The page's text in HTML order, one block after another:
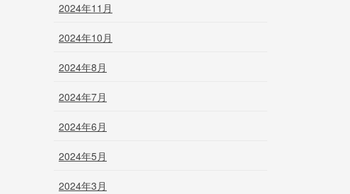
2024年11月
2024年10月
2024年8月
2024年7月
2024年6月
2024年5月
2024年3月